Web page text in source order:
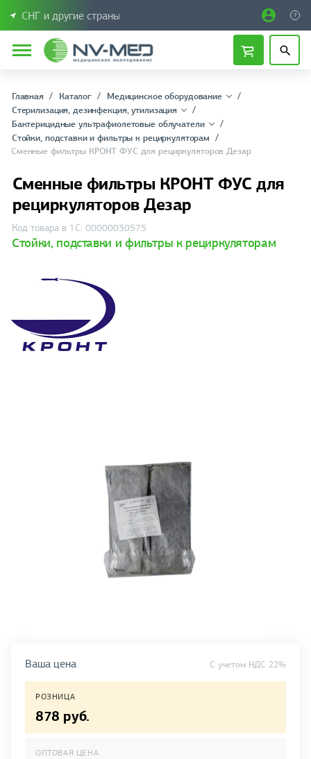
СНГ и другие страны
Главная Каталог
Медицинское оборудование
Стерилизация, дезинфекция, утилизация
Бактерицидные ультрафиолетовые облучатели
Стойки, подставки и фильтры к рециркуляторам
Сменные фильтры КРОНТ ФУС для рециркуляторов Дезар
Сменные фильтры КРОНТ ФУС для
рециркуляторов Дезар
Код товара в 1С: 00000030575
Стойки, подставки и фильтры к рециркуляторам
Ваша цена C учетом НДС 22%
РОЗНИЦА
878 руб.
ОПТОВАЯ ЦЕНА